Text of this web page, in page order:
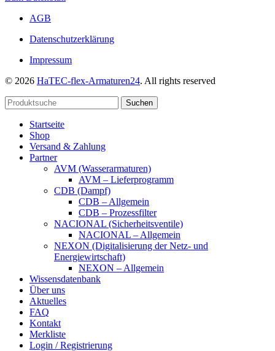
AGB
Datenschutzerklärung
Impressum
© 2026 HaTEC-flex-Armaturen24. All rights reserved
Suchen
Startseite
Shop
Versand & Zahlung
Partner
AVM (Wasserarmaturen)
AVM – Lieferprogramm
CDB (Dampf)
CDB – Allgemein
CDB – Prozessfilter
NACIONAL (Sicherheitsventile)
NACIONAL – Allgemein
NEXON (Digitalisierung der Netz- und
Energiewirtschaft)
NEXON – Allgemein
Wissensdatenbank
Über uns
Aktuelles
FAQ
Kontakt
Merkliste
Login / Registrierung